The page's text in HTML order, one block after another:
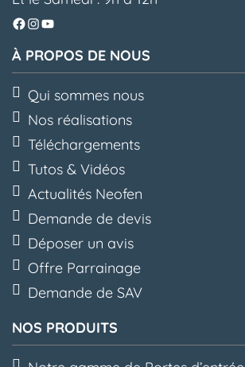
Facebook
Instagram
YouTube
À PROPOS DE NOUS
Qui sommes nous
Nos réalisations
Téléchargements
Tutos & Vidéos
Actualités Neofen
Demande de devis
Déposer un avis
Offre Parrainage
Demande de SAV
NOS PRODUITS